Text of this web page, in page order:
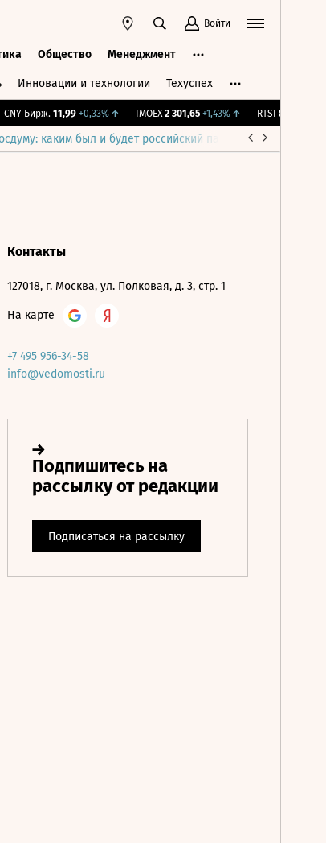
Войти
Общество Менеджмент
Инновации и технологии Техуспех
CNY Бирж. 11,99 +0,33%↑ IMOEX 2 301,65 +1,43%↑ RTSI 895,93
каким был и будет российский парламент
Контакты
127018, г. Москва, ул. Полковая, д. 3, стр. 1
На карте
+7 495 956-34-58
info@vedomosti.ru